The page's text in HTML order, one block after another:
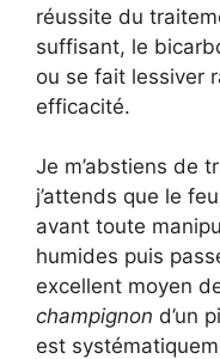
réussite du
suffisant, le
ou se fait lessiver
efficacité.
Je m’abstiens de
j’attends que le
avant toute
humides puis
excellent moyen
champignon d’un
est